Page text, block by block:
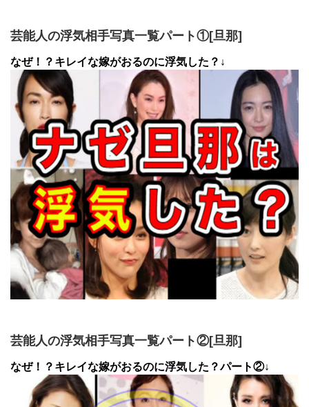
芸能人の浮気相手写真一覧パート①[旦那]
なぜ！？キレイな嫁がおるのに浮気した？↓
芸能人の浮気相手写真一覧パート②[旦那]
なぜ！？キレイな嫁がおるのに浮気した？パート②↓